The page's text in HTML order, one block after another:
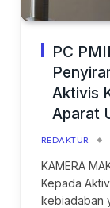
PC
Aktivis
Aparat
REDAKTUR
KAMERA
Kepada
kebiadaban